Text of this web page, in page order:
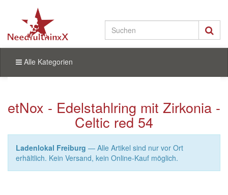
Alle Kategorien
etNox - Edelstahlring mit Zirkonia -
Celtic red 54
Ladenlokal Freiburg — Alle Artikel sind nur vor Ort
erhältlich. Kein Versand, kein Online-Kauf möglich.